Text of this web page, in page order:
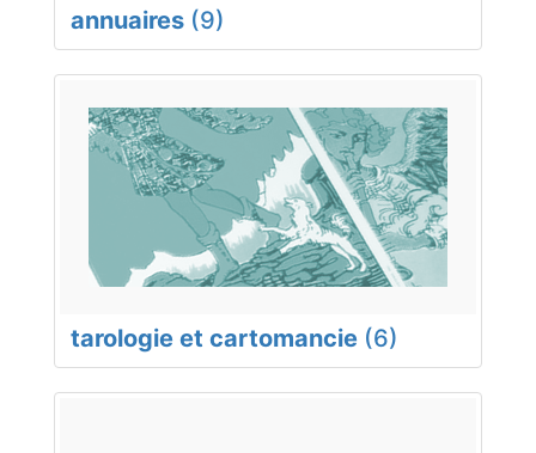
annuaires (9)
tarologie et cartomancie (6)